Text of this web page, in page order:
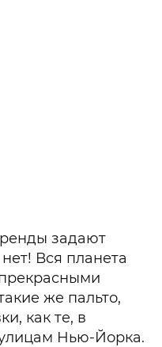
задают
Вся планета
же пальто,
как те, в
Нью-Йорка.